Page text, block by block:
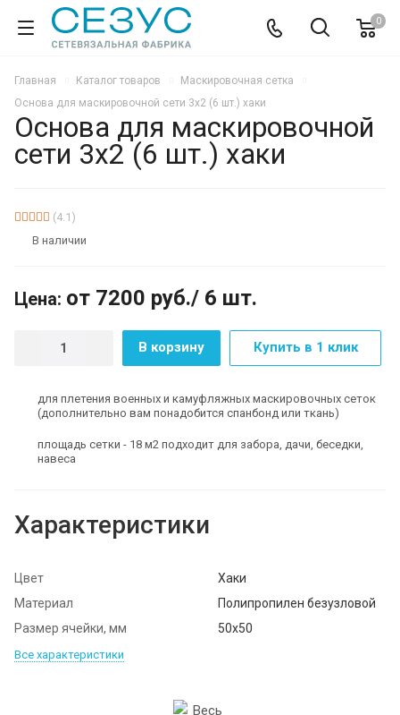
0
Главная Каталог товаров
Маскировочная сетка
Основа для маскировочной сети 3х2 (6 шт.) хаки
Основа для маскировочной
сети 3х2 (6 шт.) хаки
(4.1)
В наличии
Цена: от 7200 руб./ 6 шт.
В корзину Купить в 1 клик
для плетения военных и камуфляжных маскировочных сеток
(дополнительно вам понадобится спанбонд или ткань)
площадь сетки - 18 м2 подходит для забора, дачи, беседки,
навеса
Характеристики
Цвет
Хаки
Материал
Полипропилен безузловой
Размер ячейки, мм
50х50
Все характеристики